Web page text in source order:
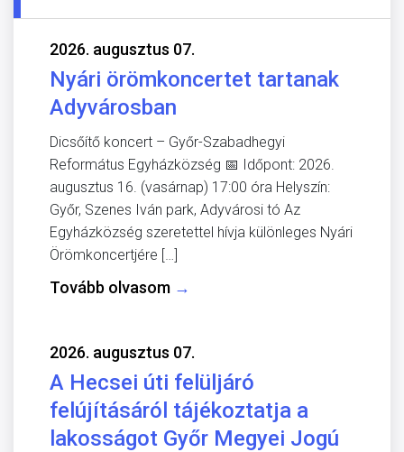
2026. augusztus 07.
Nyári örömkoncertet tartanak
Adyvárosban
Dicsőítő koncert – Győr-Szabadhegyi
Református Egyházközség 📅 Időpont: 2026.
augusztus 16. (vasárnap) 17:00 óra Helyszín:
Győr, Szenes Iván park, Adyvárosi tó Az
Egyházközség szeretettel hívja különleges Nyári
Örömkoncertjére […]
Tovább olvasom →
2026. augusztus 07.
A Hecsei úti felüljáró
felújításáról tájékoztatja a
lakosságot Győr Megyei Jogú